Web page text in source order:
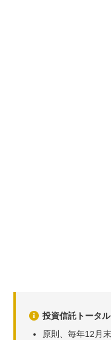
投資信託トータ
原則、毎年12月